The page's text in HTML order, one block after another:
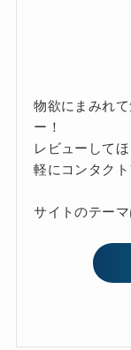
物欲にまみれ
ー！
レビューして
軽にコンタクト
サイトのテーマ